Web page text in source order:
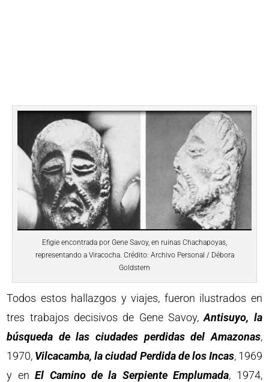
Efigie encontrada por Gene Savoy, en ruinas Chachapoyas,
representando a Viracocha. Crédito: Archivo Personal / Débora
Goldstern
Todos estos hallazgos y viajes, fueron ilustrados en
tres trabajos decisivos de Gene Savoy,Antisuyo, la
búsqueda de las ciudades perdidas del Amazonas,
1970, Vilcacamba, la ciudad Perdida de los Incas, 1969
y enEl Camino de la Serpiente Emplumada, 1974,